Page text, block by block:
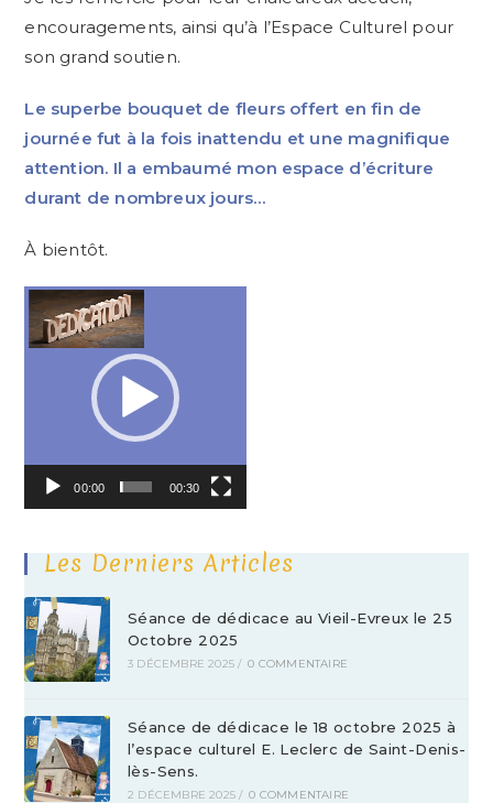
encouragements, ainsi qu’à l’Espace Culturel pour
son grand soutien.
Le superbe bouquet de fleurs offert en fin de
journée fut à la fois inattendu et une magnifique
attention. Il a embaumé mon espace d’écriture
durant de nombreux jours…
À bientôt.
Lecteur
vidéo
00:00 00:30
Les Derniers Articles
Séance de dédicace au Vieil-Evreux le 25
Octobre 2025
3 DÉCEMBRE 2025 / 0 COMMENTAIRE
Séance de dédicace le 18 octobre 2025 à
l’espace culturel E. Leclerc de Saint-Denis-
lès-Sens.
2 DÉCEMBRE 2025 / 0 COMMENTAIRE